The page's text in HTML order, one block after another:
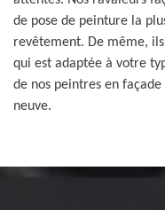
de pose de peinture la
revêtement. De même,
qui est adaptée à votre
de nos peintres en
neuve.